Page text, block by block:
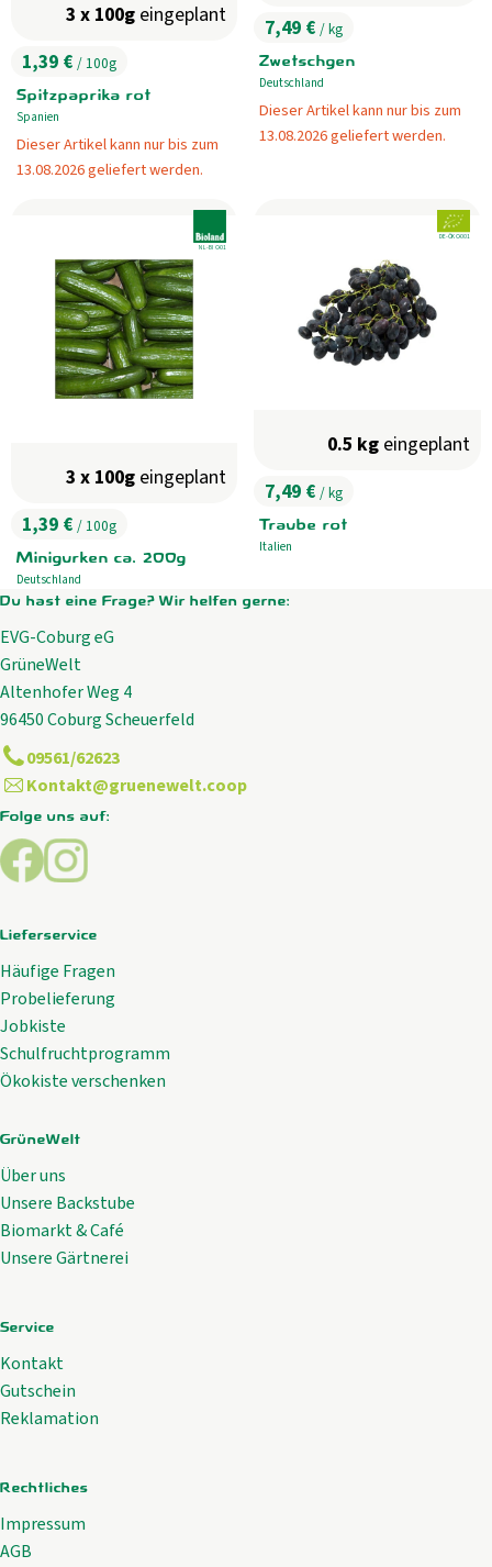
, Preis:
1,39 € / 100g
Spitzpaprika rot
, Herkunft:
Spanien
Dieser Artikel kann nur bis zum
13.08.2026 geliefert werden.
3 x 100g eingeplant
, Preis:
7,49 €/ kg
Zwetschgen
, Herkunft:
Deutschland
Dieser Artikel kann nur bis zum
13.08.2026 geliefert werden.
, Preis:
1,39 € / 100g
Minigurken ca. 200g
, Herkunft:
Deutschland
3 x 100g eingeplant
, Kontrollstelle:
NL-BIO-01
, Preis:
7,49 €/ kg
Traube rot
, Herkunft:
Italien
0.5 kg eingeplant
, Verband:
, Kontrollstelle:
DE-ÖKO-001
Du hast eine Frage? Wir helfen gerne:
EVG-Coburg eG
GrüneWelt
Altenhofer Weg 4
96450 Coburg Scheuerfeld
09561/62623
Kontakt@gruenewelt.coop
Folge uns auf:
Externer Link zu https://www.facebook.com/
Externer Link zu https://www.instagram.com/
Lieferservice
Häufige Fragen
Probelieferung
Jobkiste
Schulfruchtprogramm
Ökokiste verschenken
GrüneWelt
Über uns
Unsere Backstube
Biomarkt & Café
Unsere Gärtnerei
Service
Kontakt
Gutschein
Reklamation
Rechtliches
Impressum
AGB